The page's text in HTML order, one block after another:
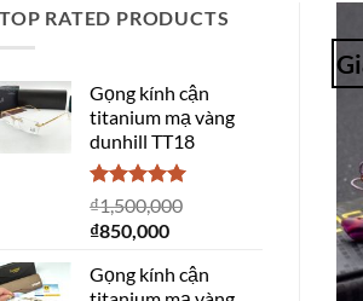
TOP RATED PRODUCTS
Gọng kính cận
titanium mạ vàng
dunhill TT18
Được xếp
hạng 5.00
5 sao
₫1,500,000
Giá
là:
₫850,000Giá
tại
Gọng kính cận